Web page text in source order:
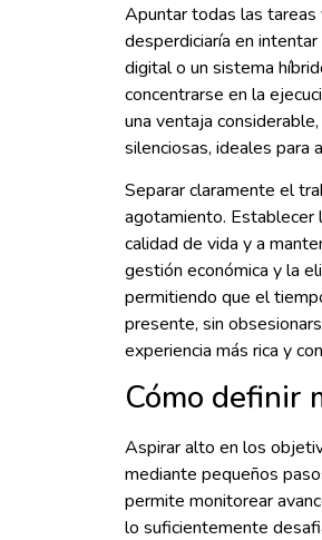
Apuntar todas las tareas
desperdiciaría en
digital o un sistema
concentrarse en la
una ventaja
silenciosas, ideales para
Separar claramente el
agotamiento. Establecer
calidad de vida y a
gestión económica y la
permitiendo que el
presente, sin
experiencia más rica y
Cómo definir
Aspirar alto en los
mediante pequeños
permite monitorear
lo suficientemente